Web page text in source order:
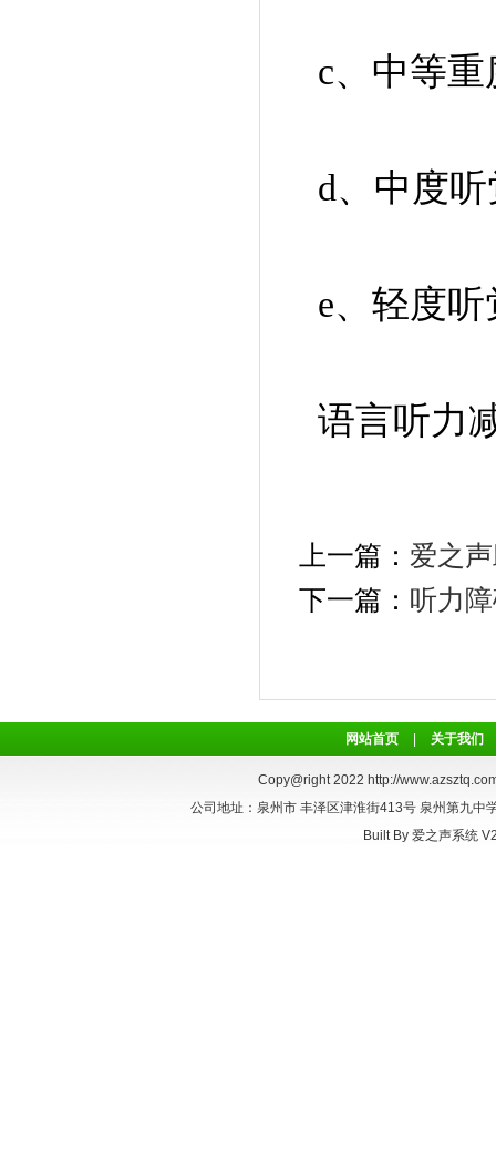
c、中等
d、中度
e、轻度
语言听力
上一篇： 爱之
下一篇： 听力
网站首页 关于我们
Copy@right 2022 http://
公司地址：泉州市 丰泽区津淮街413号 泉州第九
Built By 爱之声系统